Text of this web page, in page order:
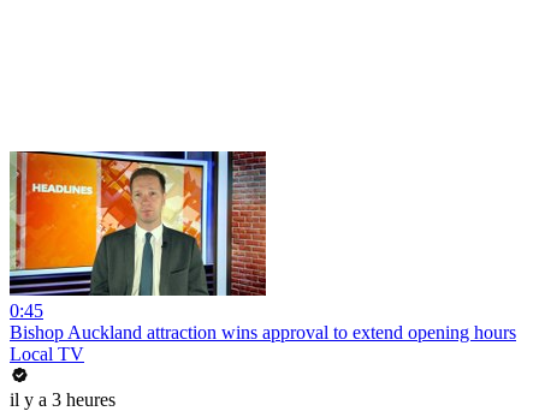
0:45
Bishop Auckland attraction wins approval to extend opening hours
Local TV
il y a 3 heures